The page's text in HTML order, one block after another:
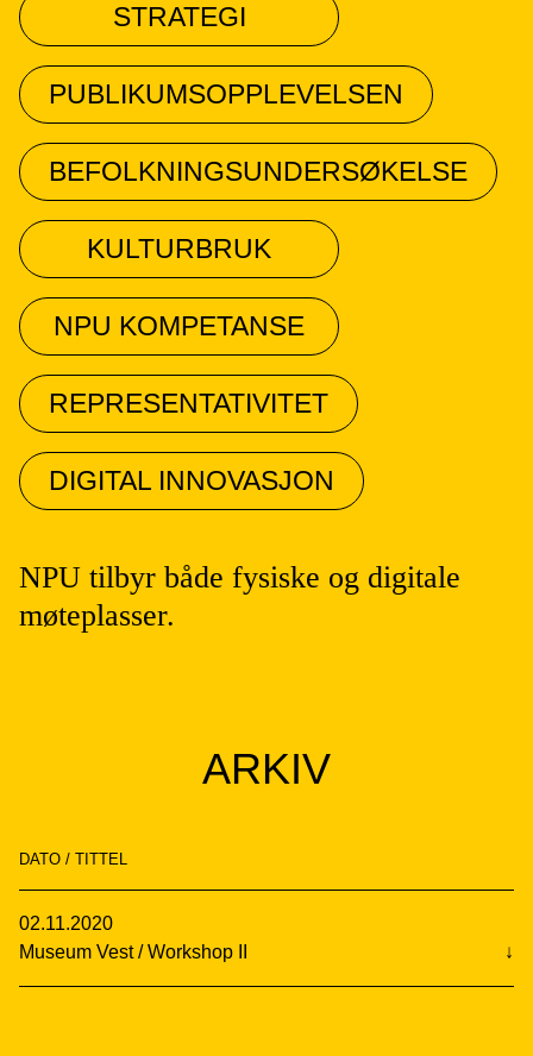
STRATEGI
PUBLIKUMSOPPLEVELSEN
BEFOLKNINGSUNDERSØKELSE
KULTURBRUK
NPU KOMPETANSE
REPRESENTATIVITET
DIGITAL INNOVASJON
NPU tilbyr både fysiske og digitale
møteplasser.
ARKIV
DATO / TITTEL
02.11.2020
Museum Vest / Workshop II
↓